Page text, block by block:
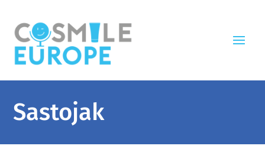
Sastojak